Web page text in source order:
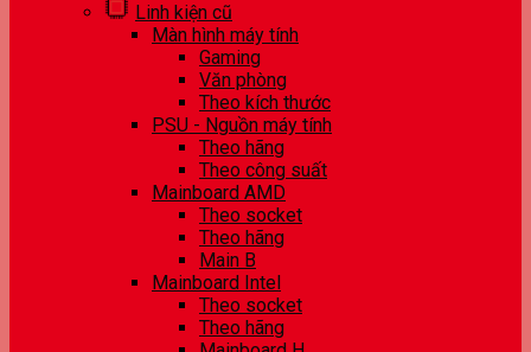
Linh kiện cũ
Màn hình máy tính
Gaming
Văn phòng
Theo kích thước
PSU - Nguồn máy tính
Theo hãng
Theo công suất
Mainboard AMD
Theo socket
Theo hãng
Main B
Mainboard Intel
Theo socket
Theo hãng